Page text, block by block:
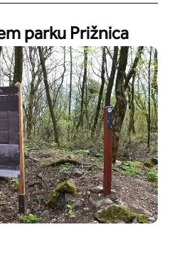
parku Prižnica